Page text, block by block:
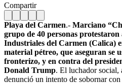
Compartir
Playa del Carmen.- Marciano
grupo de 40 personas
Industriales del Carmen (Calica)
material pétreo, que aseguran se
fronterizo, y en contra del
Donald Trump. El luchador
denunció un intento de sobornar